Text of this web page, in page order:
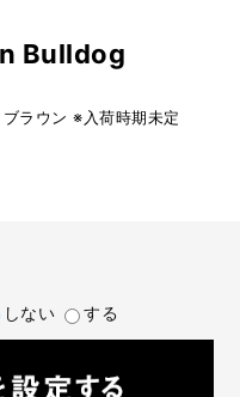
Bulldog
ラウン ※入荷時期未定
しない する